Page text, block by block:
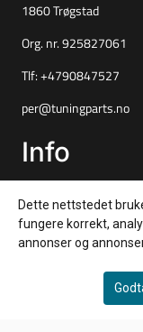
1860 Trøgstad
Org. nr. 925827061
Tlf: +4790847527
per@tuningparts.no
Info
Frakt og retur
Personvern
Salgsbetingelser
Dette nettstedet
fungere korrekt,
annonser og